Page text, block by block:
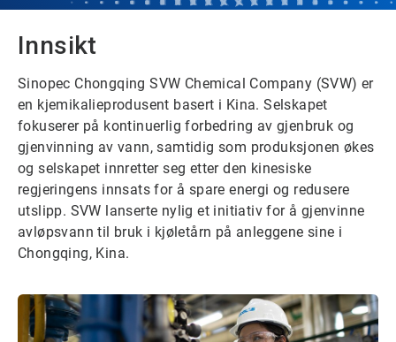
Innsikt
Sinopec Chongqing SVW Chemical Company (SVW) er
en kjemikalieprodusent basert i Kina. Selskapet
fokuserer på kontinuerlig forbedring av gjenbruk og
gjenvinning av vann, samtidig som produksjonen økes
og selskapet innretter seg etter den kinesiske
regjeringens innsats for å spare energi og redusere
utslipp. SVW lanserte nylig et initiativ for å gjenvinne
avløpsvann til bruk i kjøletårn på anleggene sine i
Chongqing, Kina.